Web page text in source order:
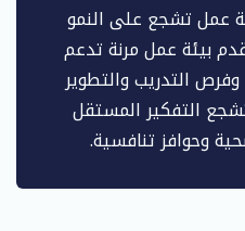
عمل تشجع على النمو
بيئة عمل مرنة تدعم
وفرص التدريب والتطوير
التفكير المستقل
وحوافز تنافسية.